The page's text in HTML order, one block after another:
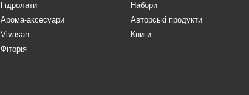
Гідролати
Арома-аксесуари
Vivasan
Фіторія
Набори
Авторські продукти
Книги